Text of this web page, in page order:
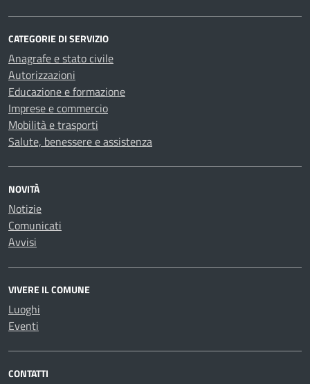
CATEGORIE DI SERVIZIO
Anagrafe e stato civile
Autorizzazioni
Educazione e formazione
Imprese e commercio
Mobilità e trasporti
Salute, benessere e assistenza
NOVITÀ
Notizie
Comunicati
Avvisi
VIVERE IL COMUNE
Luoghi
Eventi
CONTATTI